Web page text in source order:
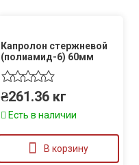
Капролон стержневой
(полиамид-6) 60мм
₴261.36 кг
Есть в наличии
В корзину